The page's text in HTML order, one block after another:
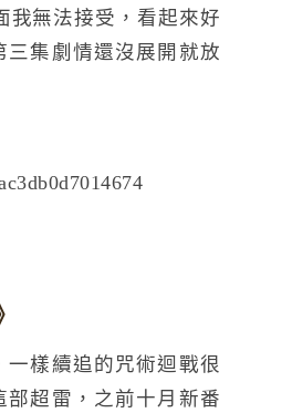
我無法接受，看起來好
集劇情還沒展開就放
樣續追的咒術迴戰很
部超雷，之前十月新番